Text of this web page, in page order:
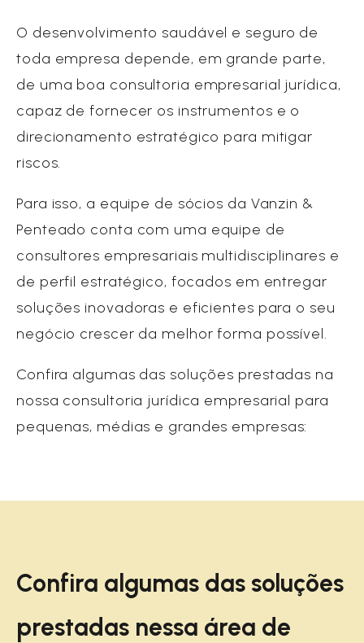
O desenvolvimento saudável e seguro de
toda empresa depende, em grande parte,
de uma boa consultoria empresarial jurídica,
capaz de fornecer os instrumentos e o
direcionamento estratégico para mitigar
riscos.
Para isso, a equipe de sócios da Vanzin &
Penteado conta com uma equipe de
consultores empresariais multidisciplinares e
de perfil estratégico, focados em entregar
soluções inovadoras e eficientes para o seu
negócio crescer da melhor forma possível.
Confira algumas das soluções prestadas na
nossa consultoria jurídica empresarial para
pequenas, médias e grandes empresas:
Confira algumas das soluções
prestadas nessa área de